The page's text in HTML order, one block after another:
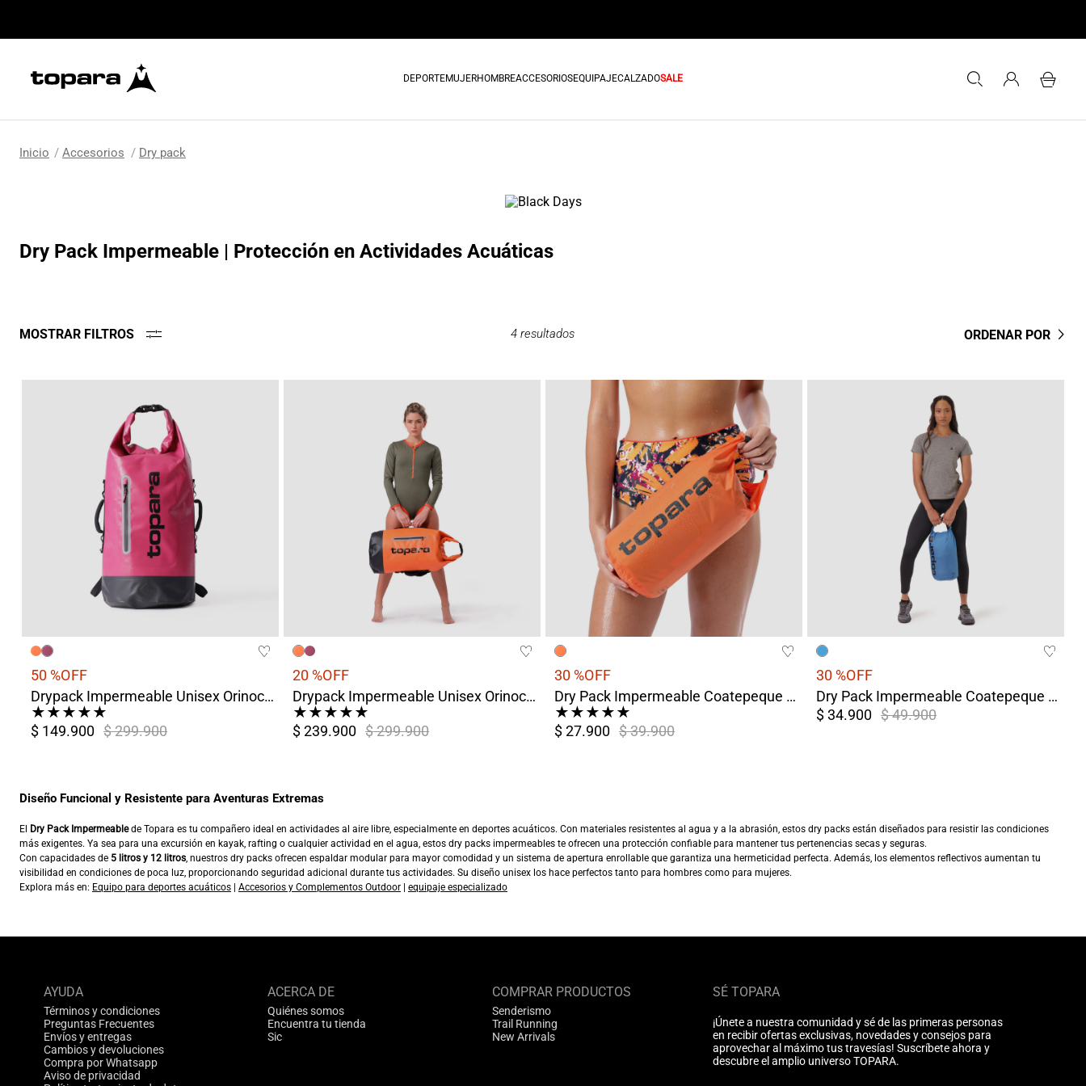
DEPORTEMUJERHOMBREACCESORIOSEQUIPAJECALZADOSALE
Accesorios Dry pack
Dry Pack Impermeable | Protección en Actividades Acuáticas
MOSTRAR FILTROS 4resultados ORDENAR POR
50 %OFF
Drypack Impermeable Unisex Orinoco Rosado
★★★★★
$ 149.900 $ 299.900
20 %OFF
Drypack Impermeable Unisex Orinoco Naranja
★★★★★
$ 239.900 $ 299.900
30 %OFF
Dry Pack Impermeable Coatepeque 5 Litros Naranja
★★★★★
$ 27.900 $ 39.900
30 %OFF
Dry Pack Impermeable Coatepeque 12 Litros Azul
$ 34.900 $ 49.900
Diseño Funcional y Resistente para Aventuras Extremas
El Dry Pack Impermeablede Topara es tu compañero ideal en actividades al aire libre, especialmente en deportes acuáticos. Con materiales resistentes al agua y a la abrasión, estos dry packs están diseñados para resistir las condiciones
más exigentes. Ya sea para una excursión en kayak, rafting o cualquier actividad en el agua, estos dry packs impermeables te ofrecen una protección confiable para mantener tus pertenencias secas y seguras.
Con capacidades de 5 litros y 12 litros, nuestros dry packs ofrecen espaldar modular para mayor comodidad y un sistema de apertura enrollable que garantiza una hermeticidad perfecta. Además, los elementos reflectivos aumentan tu
visibilidad en condiciones de poca luz, proporcionando seguridad adicional durante tus actividades. Su diseño unisex los hace perfectos tanto para hombres como para mujeres.
Explora más en: Equipo para deportes acuáticos Accesorios y Complementos Outdoor equipaje especializado
AYUDA
Términos y condiciones
Preguntas Frecuentes
Envíos y entregas
Cambios y devoluciones
Compra por Whatsapp
Aviso de privacidad
ACERCA DE
Quiénes somos
Encuentra tu tienda
Sic
COMPRAR PRODUCTOS
Senderismo
Trail Running
New Arrivals
SÉ TOPARA
¡Únete a nuestra comunidad y sé de las primeras personas
en recibir ofertas exclusivas, novedades y consejos para
aprovechar al máximo tus travesías! Suscríbete ahora y
descubre el amplio universo TOPARA.